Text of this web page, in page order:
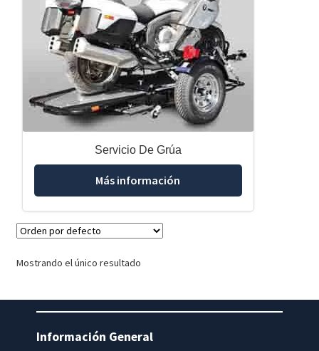
Servicio De Grúa
Más información
Mostrando el único resultado
Información General